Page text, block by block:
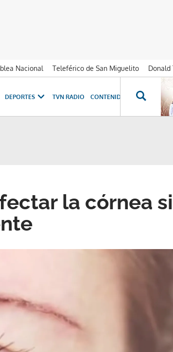
Nacional Teleférico de San Miguelito
Donald
DEPORTES TVN RADIO CONTENIDOS ESPECIALES
la córnea